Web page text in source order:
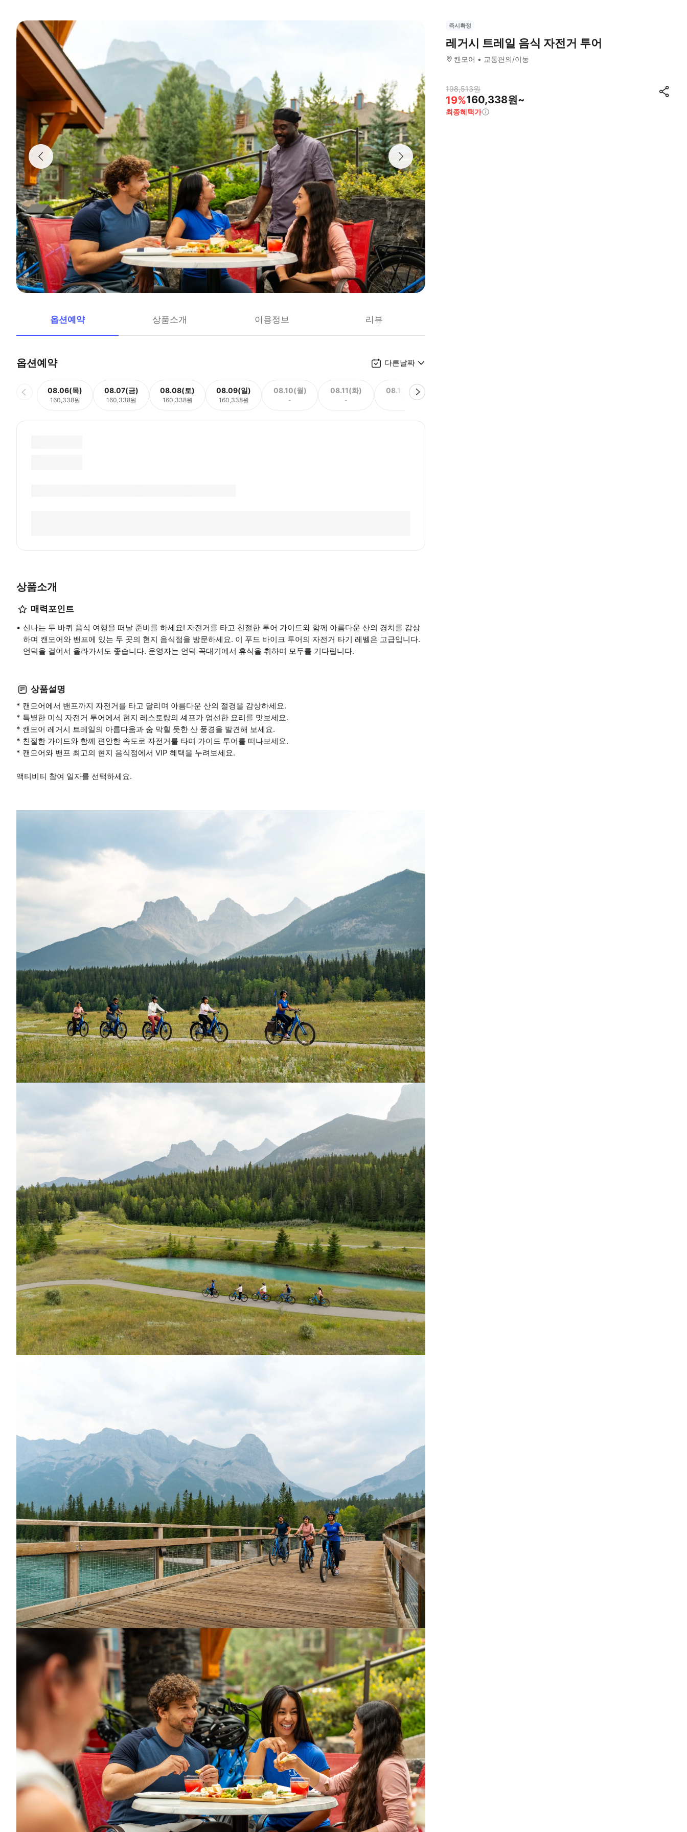
옵션예약 상품소개 이용정보 리뷰
옵션예약 다른날짜
08.06(목)
160,338원
08.07(금)
160,338원
08.08(토)
160,338원
08.09(일)
160,338원
08.10(월)
-
08.11(화)
-
08.12(수)
상품소개
매력포인트
신나는 두 바퀴 음식 여행을 떠날 준비를 하세요! 자전거를 타고 친절한 투어 가이드와 함께 아름다운 산의 경치를 감상
하며 캔모어와 밴프에 있는 두 곳의 현지 음식점을 방문하세요. 이 푸드 바이크 투어의 자전거 타기 레벨은 고급입니다.
언덕을 걸어서 올라가셔도 좋습니다. 운영자는 언덕 꼭대기에서 휴식을 취하며 모두를 기다립니다.
상품설명
* 캔모어에서 밴프까지 자전거를 타고 달리며 아름다운 산의 절경을 감상하세요.
* 특별한 미식 자전거 투어에서 현지 레스토랑의 셰프가 엄선한 요리를 맛보세요.
* 캔모어 레거시 트레일의 아름다움과 숨 막힐 듯한 산 풍경을 발견해 보세요.
* 친절한 가이드와 함께 편안한 속도로 자전거를 타며 가이드 투어를 떠나보세요.
* 캔모어와 밴프 최고의 현지 음식점에서 VIP 혜택을 누려보세요.
액티비티 참여 일자를 선택하세요.
즉시확정
레거시 트레일 음식 자전거 투어
캔모어 교통편의/이동
198,513원
19%160,338원~
최종혜택가